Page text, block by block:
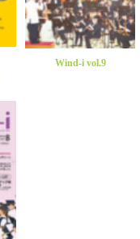
Wind-i vol.9